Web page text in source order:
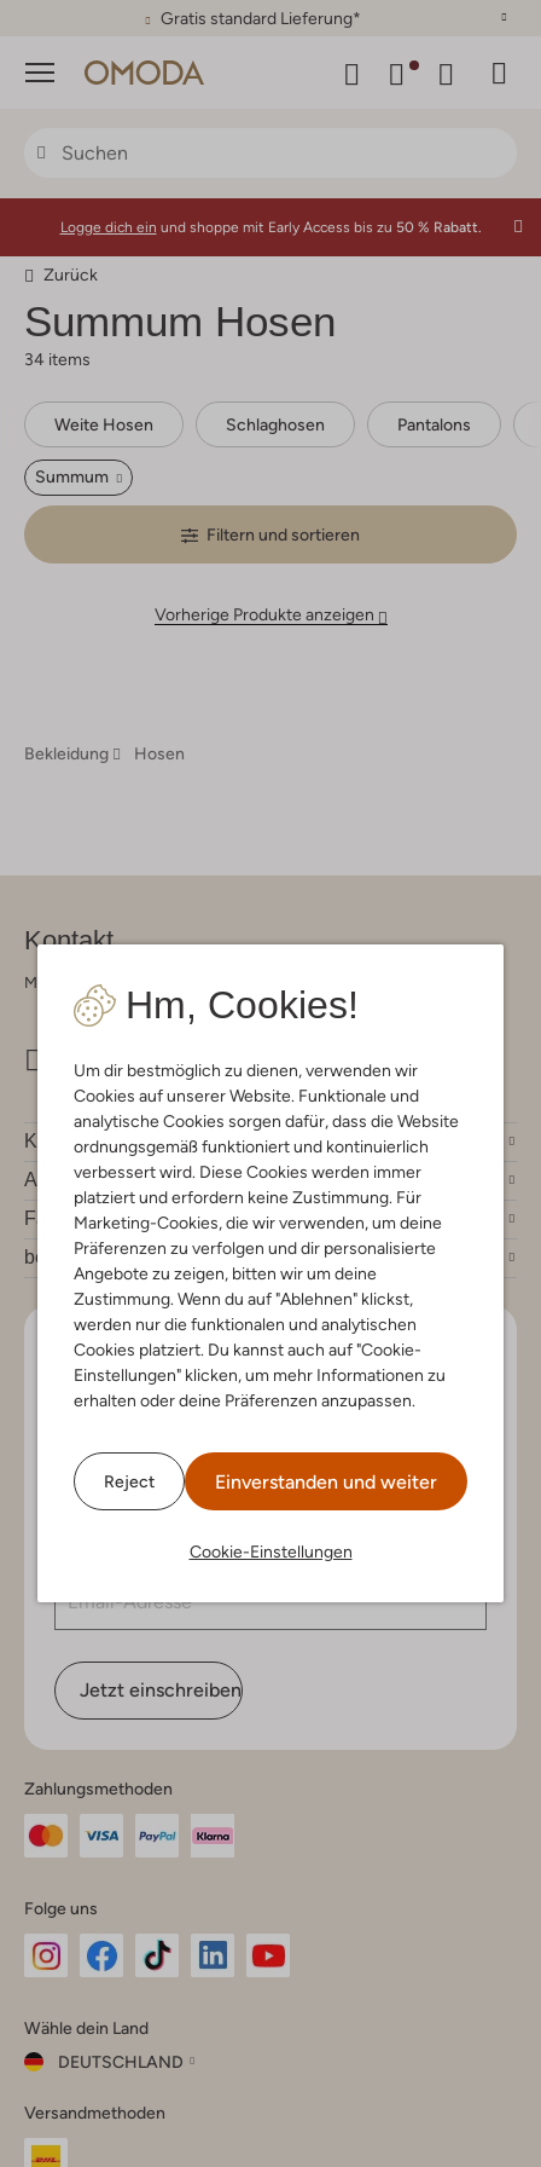
Gratis standard Lieferung*
Menü
Hm, Cookies!
Um dir bestmöglich zu dienen, verwenden wir
Cookies auf unserer Website. Funktionale und
analytische Cookies sorgen dafür, dass die Website
ordnungsgemäß funktioniert und kontinuierlich
verbessert wird. Diese Cookies werden immer
platziert und erfordern keine Zustimmung. Für
Marketing-Cookies, die wir verwenden, um deine
Präferenzen zu verfolgen und dir personalisierte
Angebote zu zeigen, bitten wir um deine
Zustimmung. Wenn du auf "Ablehnen" klickst,
werden nur die funktionalen und analytischen
Cookies platziert. Du kannst auch auf "Cookie-
Einstellungen" klicken, um mehr Informationen zu
erhalten oder deine Präferenzen anzupassen.
Reject Einverstanden und weiter
Cookie-Einstellungen
Logge dich ein und shoppe mit Early Access bis zu 50 % Rabatt.
Zurück
Summum Hosen
34 items
Weite Hosen Schlaghosen Pantalons
Summum
Filtern und sortieren
Vorherige Produkte anzeigen
Bekleidung Hosen
Kontakt
Montag - Freitag 09:00 - 17:00 uur
Kundenservice
Account
Fashion News
bei Omoda
Lass uns in Kontakt bleiben
Bleib auf dem Laufenden mit den neuesten Artikeln und
Newsletter und gewinne einen Einkaufsgutschein im
Wert von €150.
Jetzt einschreiben
Zahlungsmethoden
Folge uns
Instagram
Facebook
TikTok
Wähle dein Land
DEUTSCHLAND
dein
Land
Versandmethoden